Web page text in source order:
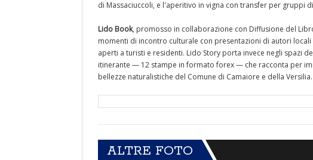
di Massaciuccoli, e l'aperitivo in vigna con transfer per gruppi
Lido Book, promosso in collaborazione con Diffusione del
momenti di incontro culturale con presentazioni di autori
aperti a turisti e residenti. Lido Story porta invece negli spazi
itinerante — 12 stampe in formato forex — che racconta per
bellezze naturalistiche del Comune di Camaiore e della Versilia.
ALTRE FOTO